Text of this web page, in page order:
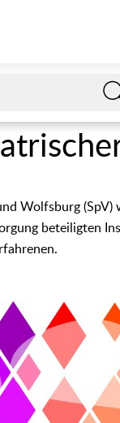
Wolfsburg
beteiligten